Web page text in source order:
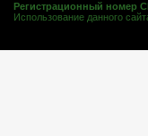
Регистрационный номер
Использование данного